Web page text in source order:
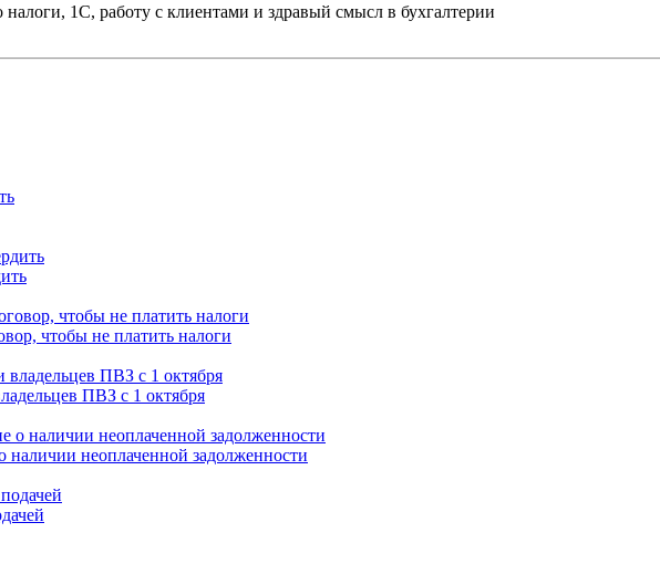
1С, работу с клиентами и здравый смысл в бухгалтерии
чтобы не платить налоги
ПВЗ с 1 октября
наличии неоплаченной задолженности